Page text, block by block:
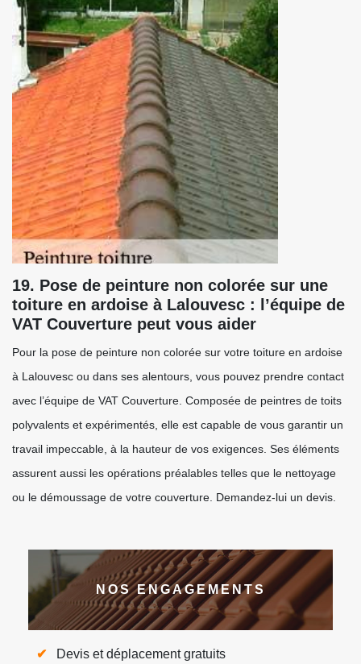
19. Pose de peinture non colorée sur une
toiture en ardoise à Lalouvesc : l’équipe de
VAT Couverture peut vous aider
Pour la pose de peinture non colorée sur votre toiture en ardoise
à Lalouvesc ou dans ses alentours, vous pouvez prendre contact
avec l’équipe de VAT Couverture. Composée de peintres de toits
polyvalents et expérimentés, elle est capable de vous garantir un
travail impeccable, à la hauteur de vos exigences. Ses éléments
assurent aussi les opérations préalables telles que le nettoyage
ou le démoussage de votre couverture. Demandez-lui un devis.
NOS ENGAGEMENTS
Devis et déplacement gratuits